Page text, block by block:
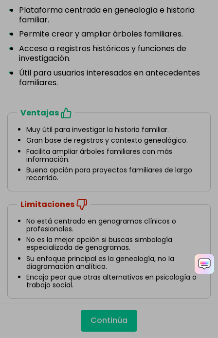
Plataforma centrada en genealogía e historia
familiar.
Permite crear y ampliar árboles familiares.
Acceso a registros históricos y funciones de
investigación.
Útil para usuarios interesados en antecedentes
familiares.
Ventajas
Muy útil para investigar la historia familiar.
Gran base de registros y contexto genealógico.
Facilita ampliar árboles familiares con más
información.
Buena opción para proyectos familiares de largo
recorrido.
Limitaciones
No está centrado en genogramas clínicos o
profesionales.
No es la mejor opción si buscas simbología
especializada de genogramas.
Su enfoque principal es la genealogía, no la
diagramación analítica.
Encaja peor que otras alternativas en psicología o
trabajo social.
10. Legacy Family Tree: software de
Continúa